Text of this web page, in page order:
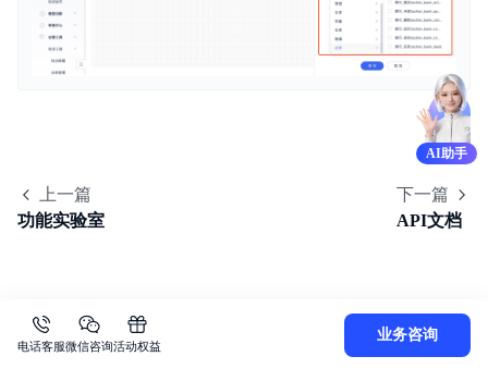
上一篇
功能实验室
下一篇
API文档
AI助手
电话客服微信咨询活动权益
业务咨询